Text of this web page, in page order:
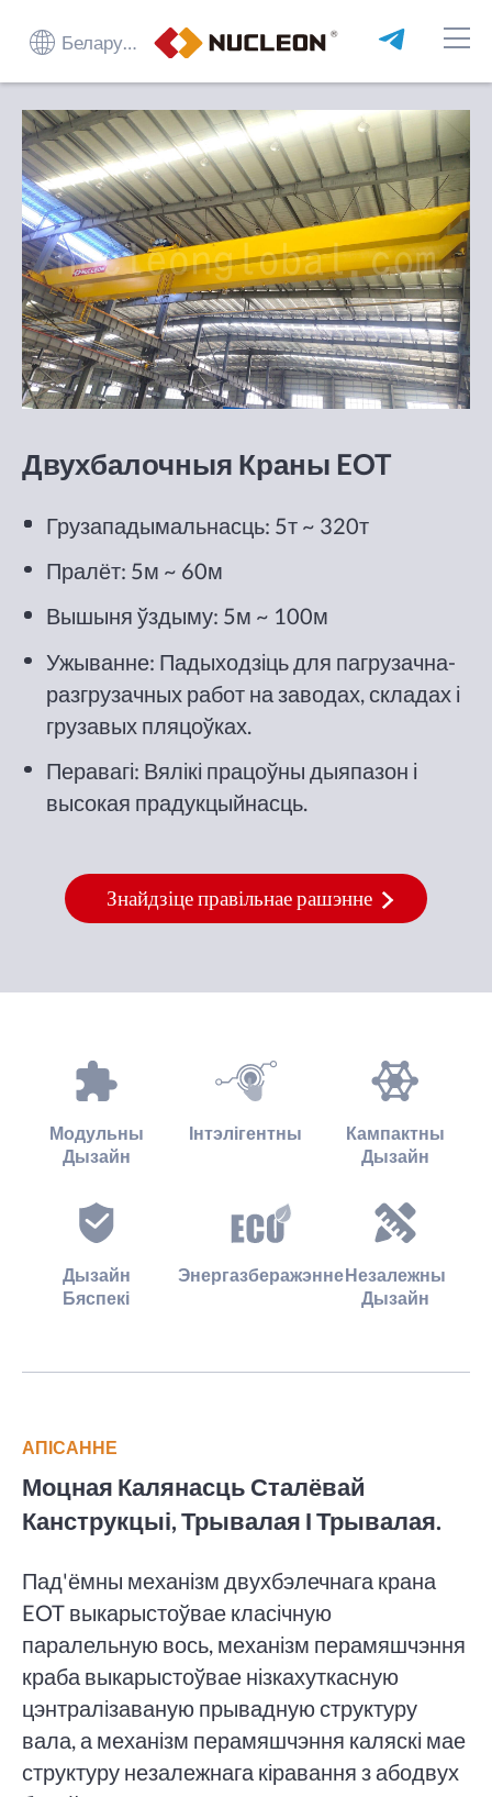
Беларуская мова
Двухбалочныя Краны EOT
Грузападымальнасць: 5т ~ 320т
Пралёт: 5м ~ 60м
Вышыня ўздыму: 5м ~ 100м
Ужыванне: Падыходзіць для пагрузачна-
разгрузачных работ на заводах, складах і
грузавых пляцоўках.
Перавагі: Вялікі працоўны дыяпазон і
высокая прадукцыйнасць.
Знайдзіце правільнае рашэнне
Модульны
Дызайн
Інтэлігентны
Кампактны
Дызайн
Дызайн
Бяспекі
ЭнергазберажэннеНезалежны
Дызайн
АПІСАННЕ
Моцная Калянасць Сталёвай
Канструкцыі, Трывалая І Трывалая.
Пад'ёмны механізм двухбэлечнага крана
EOT выкарыстоўвае класічную
паралельную вось, механізм перамяшчэння
краба выкарыстоўвае нізкахуткасную
цэнтралізаваную прывадную структуру
вала, а механізм перамяшчэння каляскі мае
структуру незалежнага кіравання з абодвух